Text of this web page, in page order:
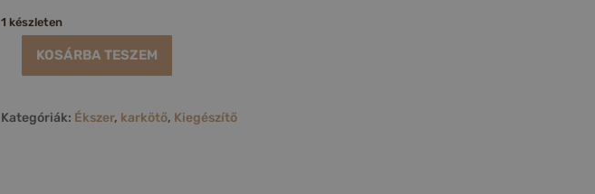
1 készleten
(sárga)
KOSÁRBA TESZEM
Kategóriák: Ékszer, karkötő, Kiegészítő